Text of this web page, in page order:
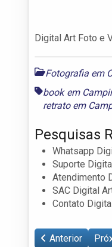
Digital Art Foto e
Fotografia em
book em
retrato em
Pesquisas
Whatsapp
Suporte
Atendimento
SAC Digital
Contato
Anterior